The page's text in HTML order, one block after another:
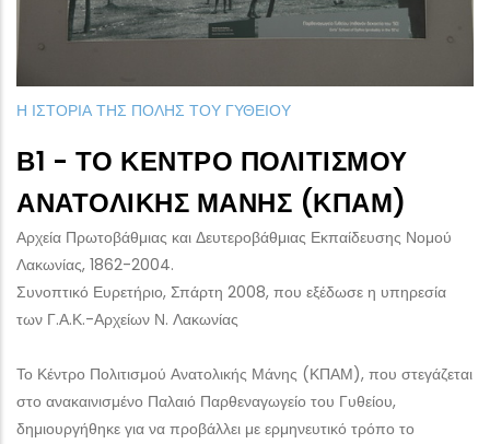
Η ΙΣΤΟΡΙΑ ΤΗΣ ΠΟΛΗΣ ΤΟΥ ΓΥΘΕΙΟΥ
Β1 - ΤΟ ΚΈΝΤΡΟ ΠΟΛΙΤΙΣΜΟΎ
ΑΝΑΤΟΛΙΚΉΣ ΜΆΝΗΣ (ΚΠΑΜ)
Αρχεία Πρωτοβάθμιας και Δευτεροβάθμιας Εκπαίδευσης Νομού
Λακωνίας, 1862-2004.
Συνοπτικό Ευρετήριο, Σπάρτη 2008, που εξέδωσε η υπηρεσία
των Γ.Α.Κ.-Αρχείων Ν. Λακωνίας
Το Κέντρο Πολιτισμού Ανατολικής Μάνης (ΚΠΑΜ), που στεγάζεται
στο ανακαινισμένο Παλαιό Παρθεναγωγείο του Γυθείου,
δημιουργήθηκε για να προβάλλει με ερμηνευτικό τρόπο το